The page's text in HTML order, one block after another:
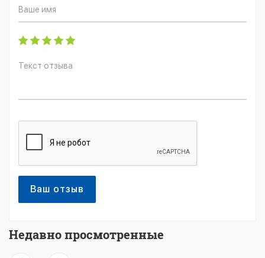
Ваш отзыв
Недавно просмотренные